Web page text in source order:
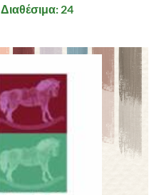
Διαθέσιμα: 24